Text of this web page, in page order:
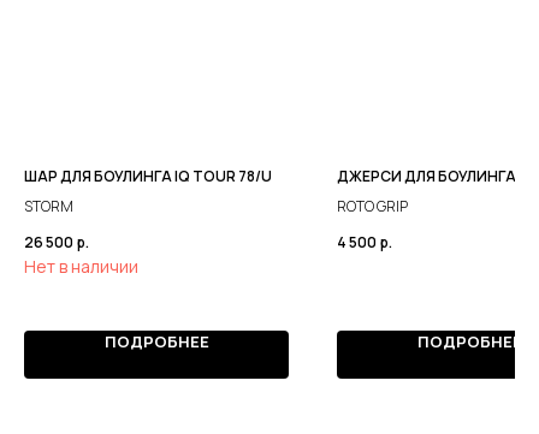
ШАР ДЛЯ БОУЛИНГА IQ TOUR 78/U
STORM
26 500 р.
Нет в наличии
ПОДРОБНЕЕ
ДЖЕРСИ ДЛЯ БОУЛИНГА
ROTO GRIP
4 500 р.
ПОДРОБНЕЕ